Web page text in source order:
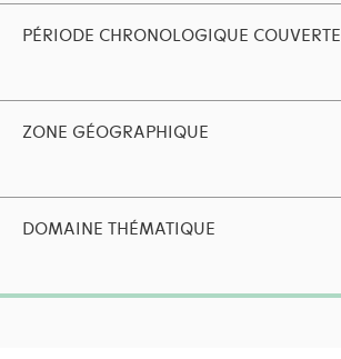
PÉRIODE CHRONOLOGIQUE COUVERTE
ZONE GÉOGRAPHIQUE
DOMAINE THÉMATIQUE